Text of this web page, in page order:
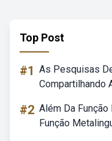
Top Post
#1 As Pesquisas
Compartilhando
#2 Além Da
Função